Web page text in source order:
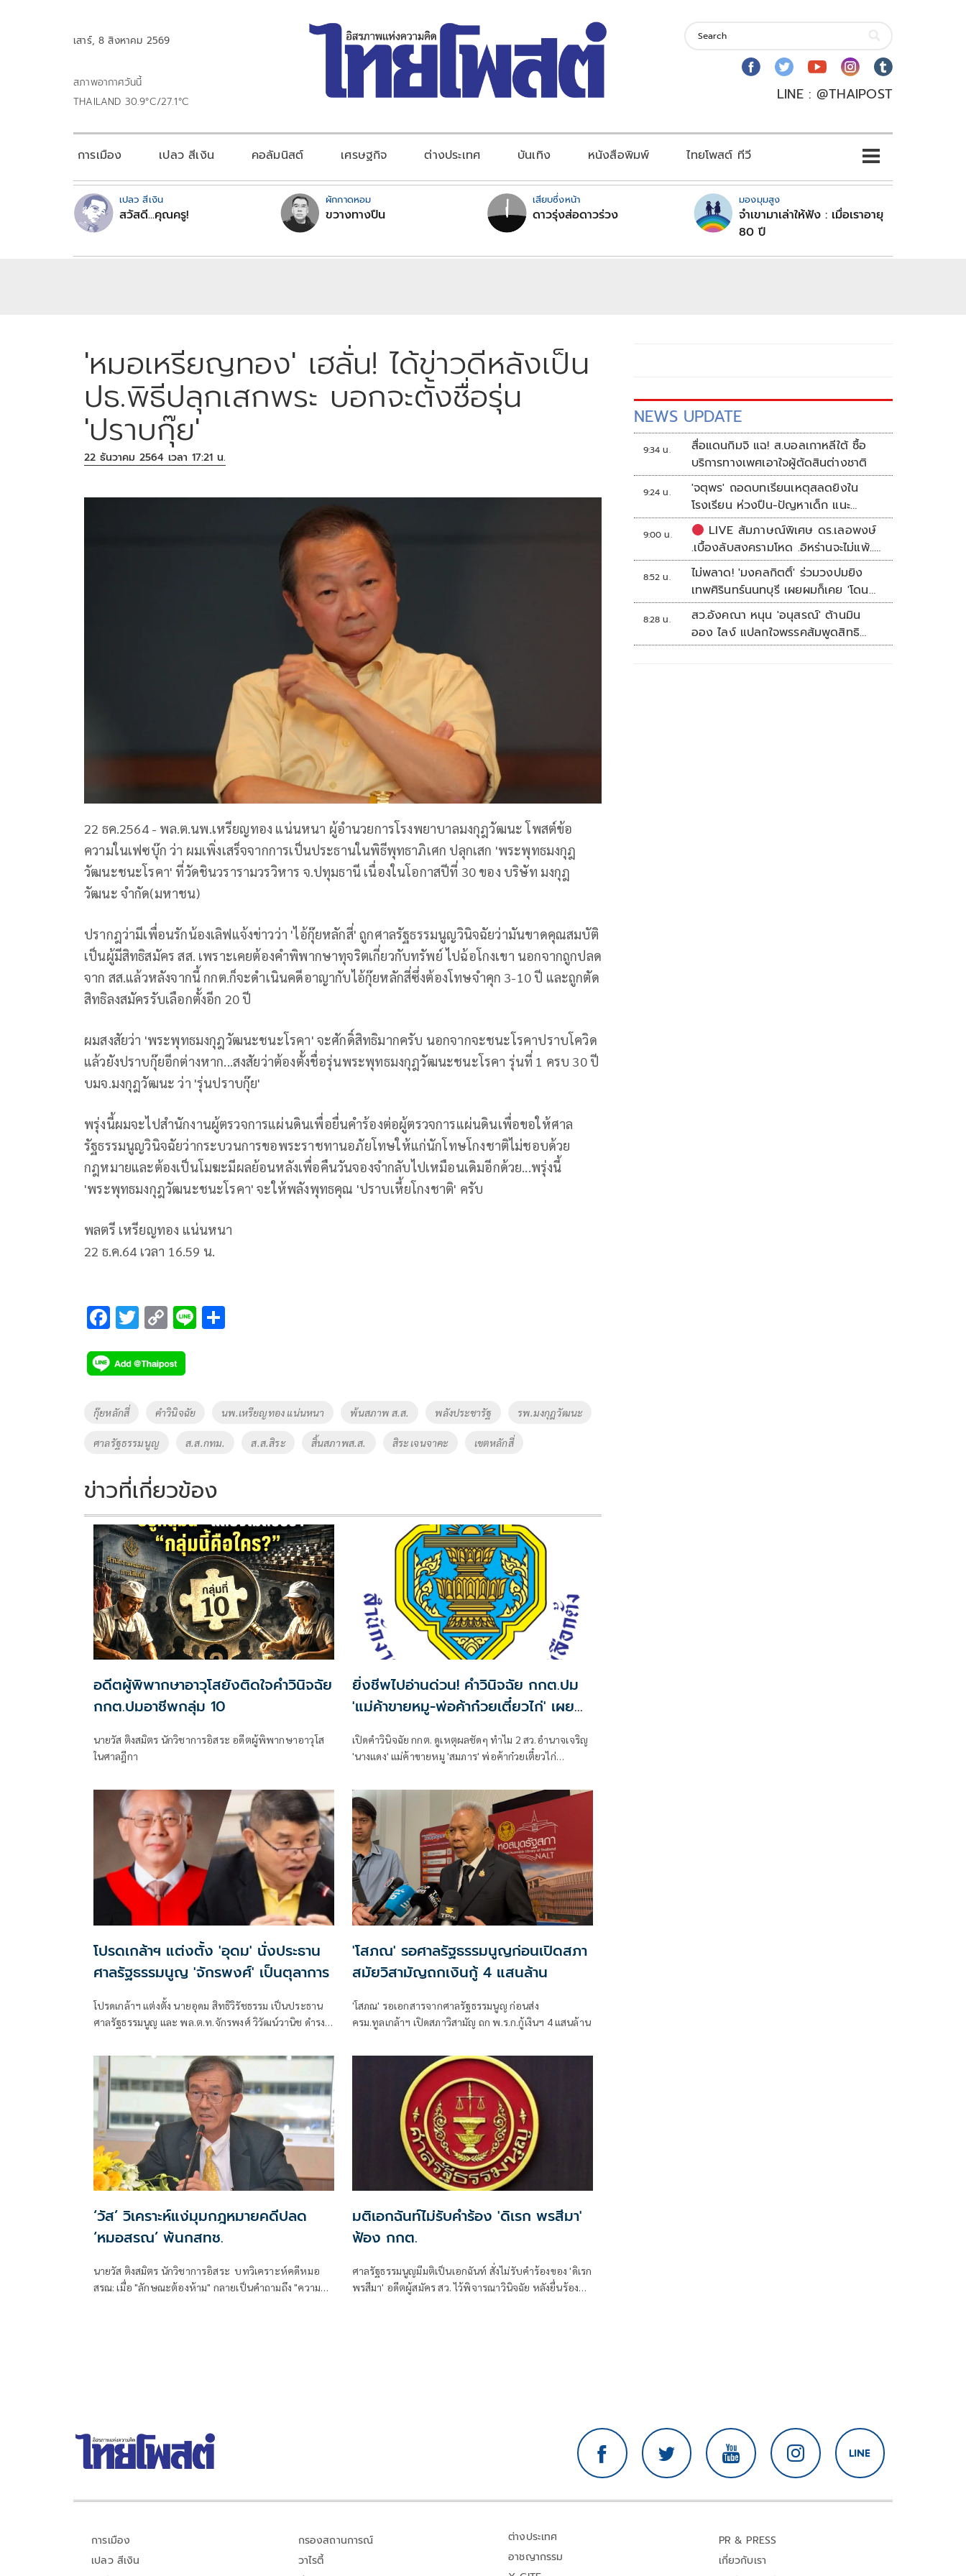
เสาร์, 8 สิงหาคม 2569
สภาพอากาศวันนี้
THAILAND 30.9°C/27.1°C
LINE : @THAIPOST
การเมือง เปลว สีเงิน คอลัมนิสต์ เศรษฐกิจ ต่างประเทศ บันเทิง หนังสือพิมพ์ ไทยโพสต์ ทีวี
เปลว สีเงิน
สวัสดี...คุณครู!
ผักกาดหอม
ขวางทางปืน
เสียบซึ่งหน้า
ดาวรุ่งส่อดาวร่วง
มองมุมสูง
จำเขามาเล่าให้ฟัง : เมื่อเราอายุ
80 ปี
'หมอเหรียญทอง' เฮลั่น! ได้ข่าวดีหลังเป็น
ปธ.พิธีปลุกเสกพระ บอกจะตั้งชื่อรุ่น
'ปราบกุ๊ย'
22 ธันวาคม 2564 เวลา 17:21 น.
22 ธค.2564 - พล.ต.นพ.เหรียญทอง แน่นหนา ผู้อำนวยการโรงพยาบาลมงกุฎวัฒนะ โพสต์ข้อ
ความในเฟซบุ๊ก ว่า ผมเพิ่งเสร็จจากการเป็นประธานในพิธีพุทธาภิเศก ปลุกเสก 'พระพุทธมงกุฎ
วัฒนะชนะโรคา' ที่วัดชินวรารามวรวิหาร จ.ปทุมธานี เนื่องในโอกาสปีที่ 30 ของ บริษัท มงกุฎ
วัฒนะ จำกัด(มหาชน)
ปรากฎว่ามีเพื่อนรักน้องเลิฟแจ้งข่าวว่า 'ไอ้กุ๊ยหลักสี่' ถูกศาลรัฐธรรมนูญวินิจฉัยว่ามันขาดคุณสมบัติ
เป็นผู้มีสิทธิสมัคร สส. เพราะเคยต้องคำพิพากษาทุจริตเกี่ยวกับทรัพย์ ไปฉ้อโกงเขา นอกจากถูกปลด
จาก สส.แล้วหลังจากนี้ กกต.ก็จะดำเนินคดีอาญากับไอ้กุ๊ยหลักสี่ซึ่งต้องโทษจำคุก 3-10 ปี และถูกตัด
สิทธิลงสมัครรับเลือกตั้งอีก 20 ปี
ผมสงสัยว่า 'พระพุทธมงกุฎวัฒนะชนะโรคา' จะศักดิ์สิทธิมากครับ นอกจากจะชนะโรคาปราบโควิด
แล้วยังปราบกุ๊ยอีกต่างหาก...สงสัยว่าต้องตั้งชื่อรุ่นพระพุทธมงกุฎวัฒนะชนะโรคา รุ่นที่ 1 ครบ 30 ปี
บมจ.มงกุฎวัฒนะ ว่า 'รุ่นปราบกุ๊ย'
พรุ่งนี้ผมจะไปสำนักงานผู้ตรวจการแผ่นดินเพื่อยื่นคำร้องต่อผู้ตรวจการแผ่นดินเพื่อขอให้ศาล
รัฐธรรมนูญวินิจฉัยว่ากระบวนการขอพระราชทานอภัยโทษให้แก่นักโทษโกงชาติไม่ชอบด้วย
กฎหมายและต้องเป็นโมฆะมีผลย้อนหลังเพื่อคืนวันจองจำกลับไปเหมือนเดิมอีกด้วย...พรุ่งนี้
'พระพุทธมงกุฎวัฒนะชนะโรคา' จะให้พลังพุทธคุณ 'ปราบเหี้ยโกงชาติ' ครับ
พลตรี เหรียญทอง แน่นหนา
22 ธ.ค.64 เวลา 16.59 น.
F
e
b
o
o
k
T
tt
er
C
p
y
Li
Li
Tags
กุ๊ยหลักสี่ คำวินิจฉัย นพ.เหรียญทอง แน่นหนา พ้นสภาพ ส.ส. พลังประชารัฐ รพ.มงกุฎวัฒนะ
ศาลรัฐธรรมนูญ ส.ส.กทม. ส.ส.สิระ สิ้นสภาพส.ส. สิระ เจนจาคะ เขตหลักสี่
ข่าวที่เกี่ยวข้อง
อดีตผู้พิพากษาอาวุโสยังติดใจคำวินิจฉัย
กกต.ปมอาชีพกลุ่ม 10
นายวัส ติงสมิตร นักวิชาการอิสระ อดีตผู้พิพากษาอาวุโส
ในศาลฎีกา
ยิ่งชีพไปอ่านด่วน! คำวินิจฉัย กกต.ปม
'แม่ค้าขายหมู-พ่อค้าก๋วยเตี๋ยวไก่' เผย
เปิดคำวินิจฉัย กกต. ดูเหตุผลชัดๆ ทำไม 2 สว.อำนาจเจริญ
'นางแดง' แม่ค้าขายหมู 'สมภาร' พ่อค้าก๋วยเตี๋ยวไก่
อยากดูมากเคยเรียกร้อง กกต.แต่ไม่ได้รับการตอบรับ
โปรดเกล้าฯ แต่งตั้ง 'อุดม' นั่งประธาน
ศาลรัฐธรรมนูญ 'จักรพงศ์' เป็นตุลาการ
โปรดเกล้าฯ แต่งตั้ง นายอุดม สิทธิวิรัชธรรม เป็นประธาน
ศาลรัฐธรรมนูญ และ พล.ต.ท.จักรพงศ์ วิวัฒน์วานิช ดำรง
กรกฎาคม 2569 เป็นต้นไป
'โสภณ' รอศาลรัฐธรรมนูญก่อนเปิดสภา
สมัยวิสามัญถกเงินกู้ 4 แสนล้าน
'โสภณ' รอเอกสารจากศาลรัฐธรรมนูญ ก่อนส่ง
ครม.ทูลเกล้าฯ เปิดสภาวิสามัญ ถก พ.ร.ก.กู้เงินฯ 4 แสนล้าน
‘วัส’ วิเคราะห์แง่มุมกฎหมายคดีปลด
‘หมอสรณ’ พ้นกสทช.
นายวัส ติงสมิตร นักวิชาการอิสระ บทวิเคราะห์คดีหมอ
สรณ: เมื่อ "ลักษณะต้องห้าม" กลายเป็นคำถามถึง "ความ
มติเอกฉันท์ไม่รับคำร้อง 'ดิเรก พรสีมา'
ฟ้อง กกต.
ศาลรัฐธรรมนูญมีมติเป็นเอกฉันท์ สั่งไม่รับคำร้องของ 'ดิเรก
พรสีมา' อดีตผู้สมัคร สว. ไว้พิจารณาวินิจฉัย หลังยื่นร้อง
NEWS UPDATE
9:34 น.
สื่อแดนกิมจิ แฉ! ส.บอลเกาหลีใต้ ซื้อ
บริการทางเพศเอาใจผู้ตัดสินต่างชาติ
9:24 น.
'จตุพร' ถอดบทเรียนเหตุสลดยิงใน
โรงเรียน ห่วงปืน-ปัญหาเด็ก แนะ
ศธ.เร่งอุดช่องโหว่
9:00 น.
LIVE สัมภาษณ์พิเศษ ดร.เลอพงษ์
.เบื้องลับสงครามโหด .อิหร่านจะไม่แพ้..
.ระเบียบโลกใหม่ในตะวันออกกลาง…. |
อิสรภาพแห่งความคิด กับ..สำราญ รอด
เพชร
8:52 น.
ไม่พลาด! 'มงคลกิตติ์' ร่วมวงปมยิง
เทพศิรินทร์นนทบุรี เผยผมก็เคย 'โดน
เล่น'
8:28 น.
สว.อังคณา หนุน 'อนุสรณ์' ต้านมิน
ออง ไลง์ แปลกใจพรรคส้มพูดสิทธิ
มนุษยชนแต่กลับเงียบ
การเมือง
เปลว สีเงิน
กรองสถานการณ์
วาไรตี้
ต่างประเทศ
อาชญากรรม
PR & PRESS
เกี่ยวกับเรา